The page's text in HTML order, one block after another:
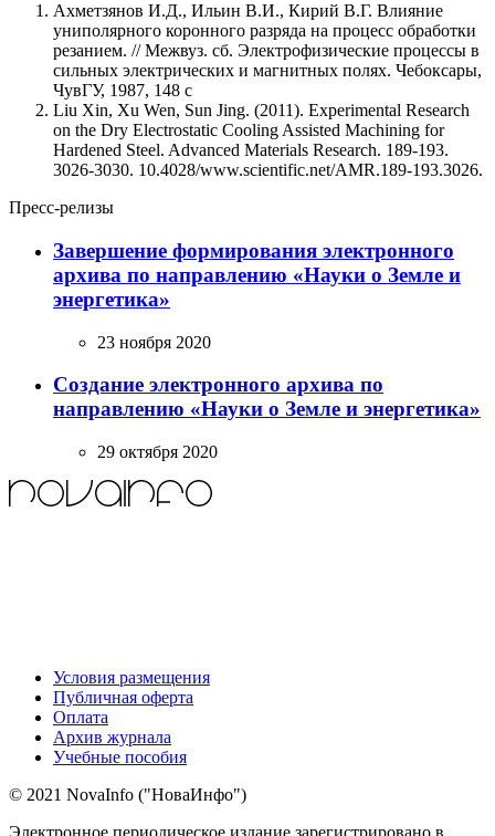
Ахметзянов И.Д., Ильин В.И., Кирий В.Г. Влияние
униполярного коронного разряда на процесс обработки
резанием. // Межвуз. сб. Электрофизические процессы в
сильных электрических и магнитных полях. Чебоксары,
ЧувГУ, 1987, 148 с
Liu Xin, Xu Wen, Sun Jing. (2011). Experimental Research
on the Dry Electrostatic Cooling Assisted Machining for
Hardened Steel. Advanced Materials Research. 189-193.
3026-3030. 10.4028/www.scientific.net/AMR.189-193.3026.
Пресс-релизы
Завершение формирования электронного
архива по направлению «Науки о Земле и
энергетика»
23 ноября 2020
Создание электронного архива по
направлению «Науки о Земле и энергетика»
29 октября 2020
Условия размещения
Публичная оферта
Оплата
Архив журнала
Учебные пособия
© 2021 NovaInfo ("НоваИнфо")